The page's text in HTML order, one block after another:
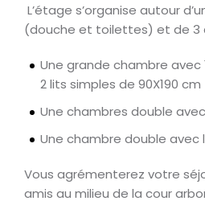
L’étage s’organise autour
(douche et toilettes) et de 3
Une grande chambre avec
2 lits simples de 90X190 cm
Une chambres double
Une chambre double avec
Vous agrémenterez votre
amis au milieu de la cour